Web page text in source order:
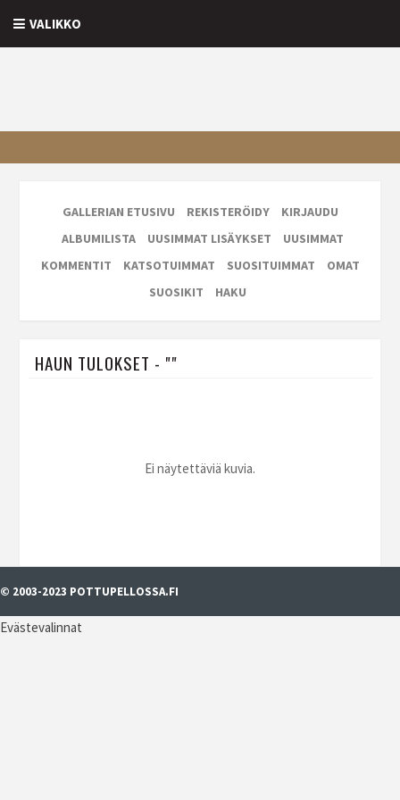
VALIKKO
GALLERIAN ETUSIVU REKISTERÖIDY
KIRJAUDU
ALBUMILISTA
UUSIMMAT LISÄYKSET
UUSIMMAT
KOMMENTIT
KATSOTUIMMAT SUOSITUIMMAT
OMAT
SUOSIKIT
HAKU
HAUN TULOKSET - ""
Ei näytettäviä kuvia.
© 2003-2023 POTTUPELLOSSA.FI
Evästevalinnat